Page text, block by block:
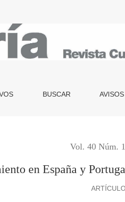
/ Geography of aging in Spain
BUSCAR AVISOS
Vol. 40 Núm.
en España y